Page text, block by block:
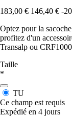
183,00 € 146,40 € -
Optez pour la
profitez d'un
Transalp ou
Taille
*
TU
Ce champ est requis
Expédié en 4 jours